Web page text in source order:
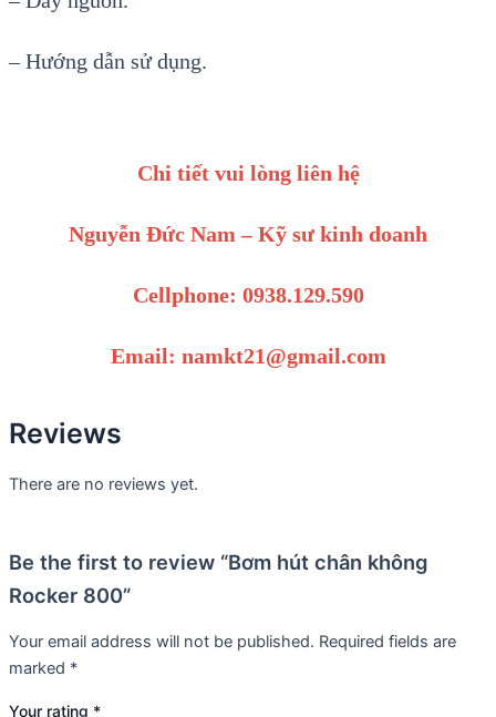
– Hướng dẫn sử dụng.
Chi tiết vui lòng liên hệ
Nguyễn Đức Nam – Kỹ sư kinh doanh
Cellphone: 0938.129.590
Email: namkt21@gmail.com
Reviews
There are no reviews yet.
Be the first to review “Bơm hút chân không
Rocker 800”
Your email address will not be published. Required fields are
marked *
Your rating *